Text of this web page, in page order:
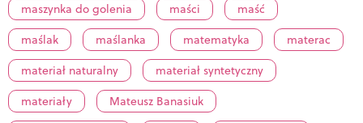
maszynka do golenia
maści
maść
maślak
maślanka matematyka
materac
materiał naturalny
materiał syntetyczny
materiały
Mateusz Banasiuk